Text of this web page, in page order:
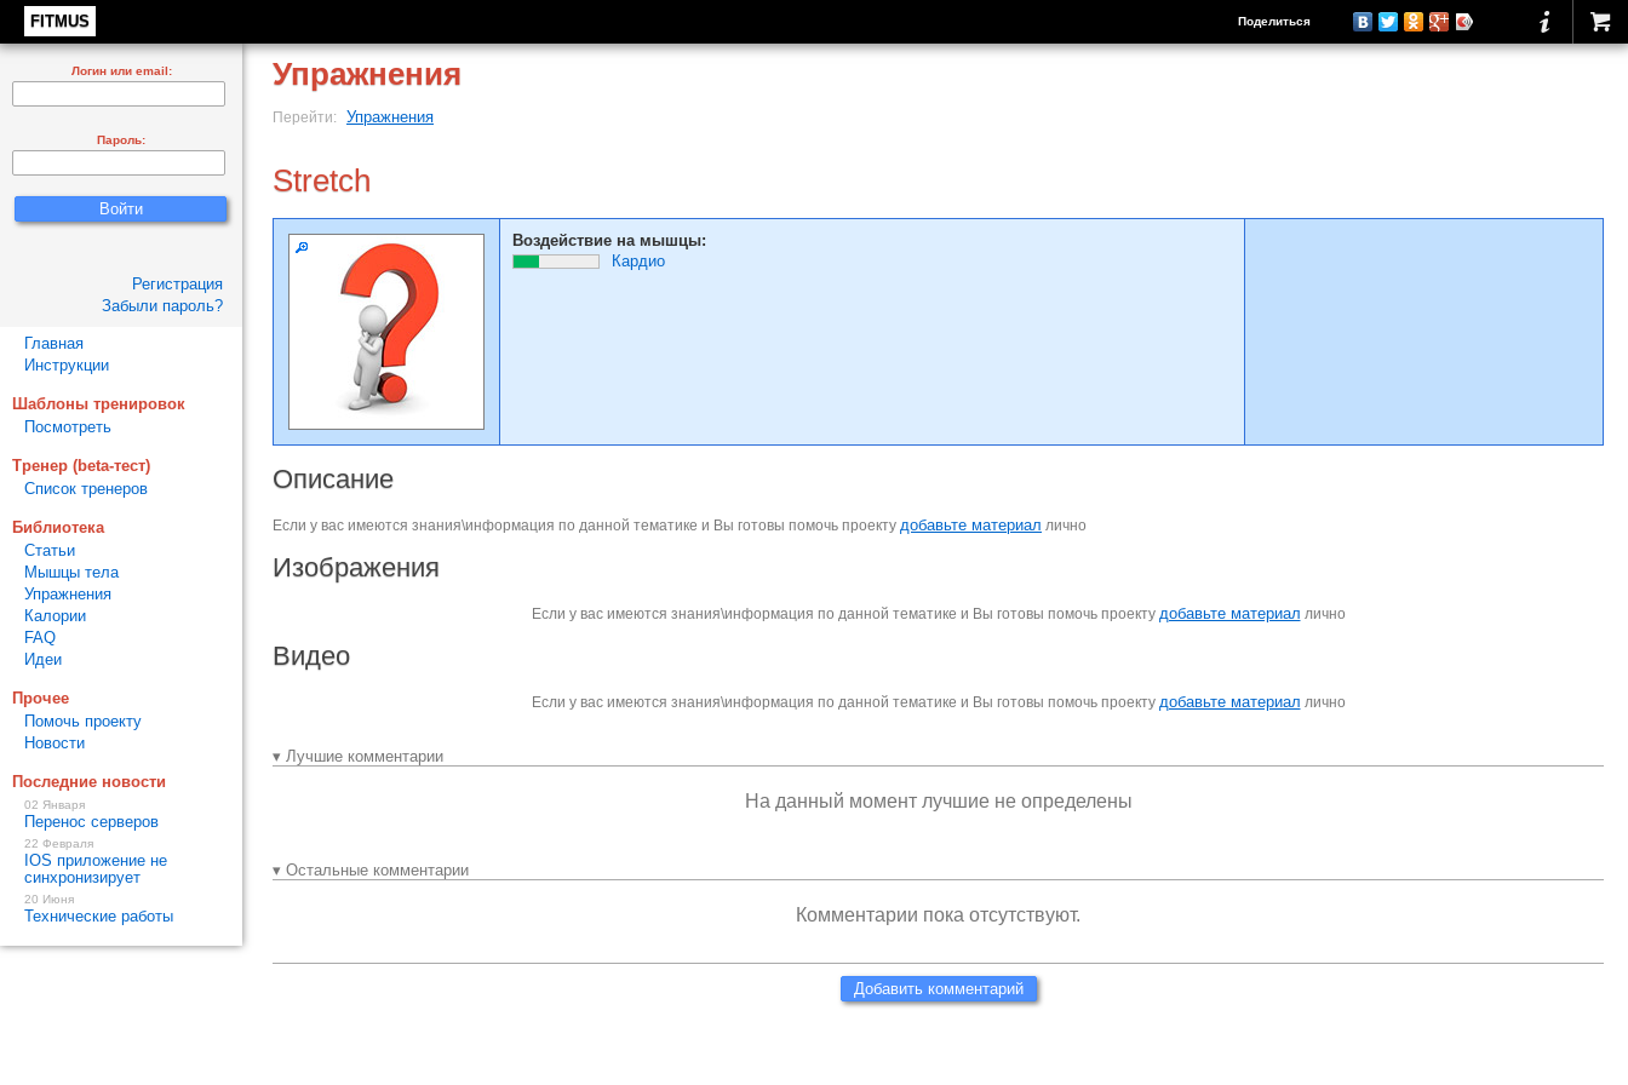
FITMUS Поделиться
Упражнения
Перейти: Упражнения
Stretch
Воздействие на мышцы:
Кардио
Описание
Если у вас имеются знания\информация по данной тематике и Вы готовы помочь проекту добавьте материал лично
Изображения
Если у вас имеются знания\информация по данной тематике и Вы готовы помочь проекту добавьте материал лично
Видео
Если у вас имеются знания\информация по данной тематике и Вы готовы помочь проекту добавьте материал лично
▾ Лучшие комментарии
На данный момент лучшие не определены
▾ Остальные комментарии
Комментарии пока отсутствуют.
Добавить комментарий
Логин или email:
Пароль:
Регистрация
Забыли пароль?
Главная
Инструкции
Шаблоны тренировок
Посмотреть
Тренер (beta-тест)
Список тренеров
Библиотека
Статьи
Мышцы тела
Упражнения
Калории
FAQ
Идеи
Прочее
Помочь проекту
Новости
Последние новости
02 Января
Перенос серверов
22 Февраля
IOS приложение не
синхронизирует
20 Июня
Технические работы